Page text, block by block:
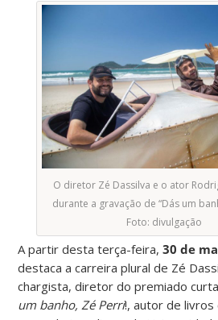
O diretor Zé Dassilva e o ator
durante a gravação de “Dás um
Foto: divulgação
A partir desta terça-feira,30 de
destaca a carreira plural de Zé
chargista, diretor do premiado
um banho, Zé Perri!, autor de